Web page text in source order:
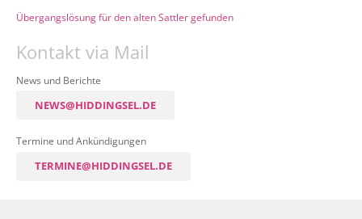
Übergangslösung für den alten Sattler gefunden
Kontakt via Mail
News und Berichte
NEWS@HIDDINGSEL.DE
Termine und Ankündigungen
TERMINE@HIDDINGSEL.DE